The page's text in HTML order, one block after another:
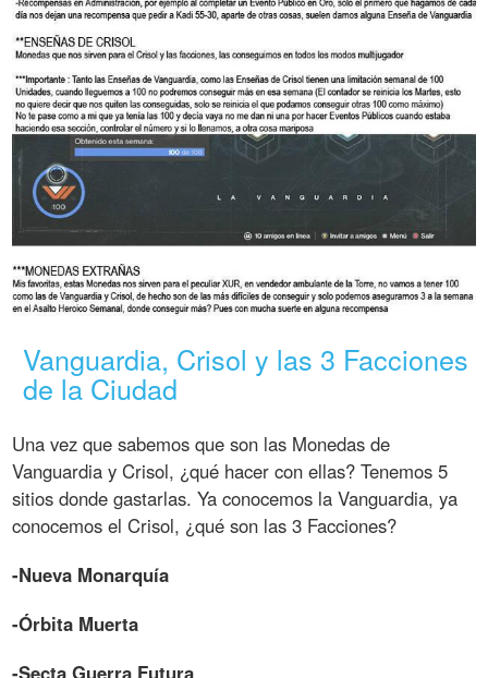
Vanguardia, Crisol y las 3 Facciones
de la Ciudad
Una vez que sabemos que son las Monedas de
Vanguardia y Crisol, ¿qué hacer con ellas? Tenemos 5
sitios donde gastarlas. Ya conocemos la Vanguardia, ya
conocemos el Crisol, ¿qué son las 3 Facciones?
-Nueva Monarquía
-Órbita Muerta
-Secta Guerra Futura